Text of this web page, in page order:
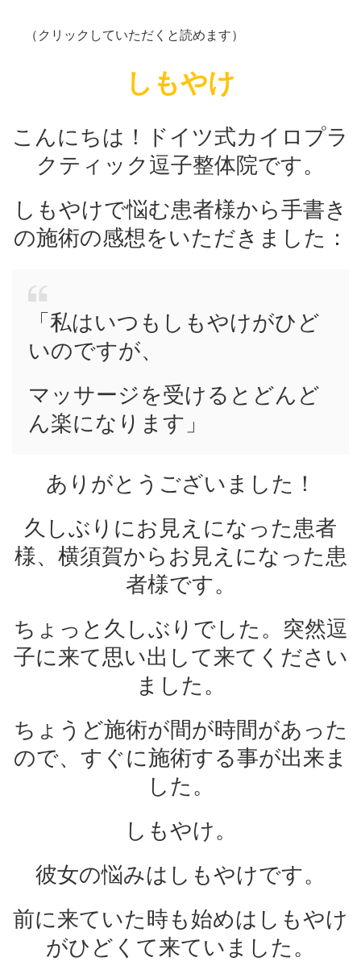
（クリックしていただくと読めます）
しもやけ
こんにちは！ドイツ式カイロプラ
クティック逗子整体院です。
しもやけで悩む患者様から手書き
の施術の感想をいただきました：
「私はいつもしもやけがひど
いのですが、
マッサージを受けるとどんど
ん楽になります」
ありがとうございました！
久しぶりにお見えになった患者
様、横須賀からお見えになった患
者様です。
ちょっと久しぶりでした。突然逗
子に来て思い出して来てください
ました。
ちょうど施術が間が時間があった
ので、すぐに施術する事が出来ま
した。
しもやけ。
彼女の悩みはしもやけです。
前に来ていた時も始めはしもやけ
がひどくて来ていました。